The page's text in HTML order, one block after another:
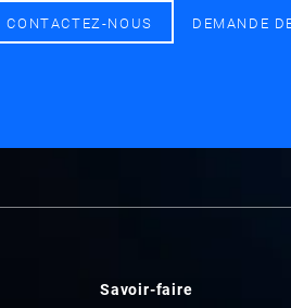
CONTACTEZ-NOUS DEMANDE
Savoir-faire